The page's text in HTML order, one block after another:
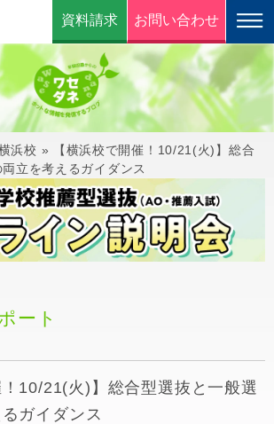
資料請求 お問い合わせ
浜校 »
【横浜校で開催！10/21(火)】総合
立を考えるガイダンス
ート
！10/21(火)】総合型選抜と一般選
ガイダンス